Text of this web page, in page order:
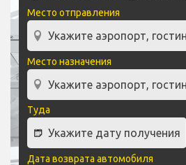
Место отправления
Место назначения
Туда
Дата возврата автомобиля